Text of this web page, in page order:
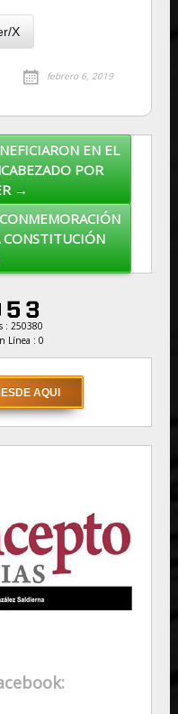
X
febrero 6, 2019
EN EL
POR
→
CONSTITUCIÓN
: 250380
Línea : 0